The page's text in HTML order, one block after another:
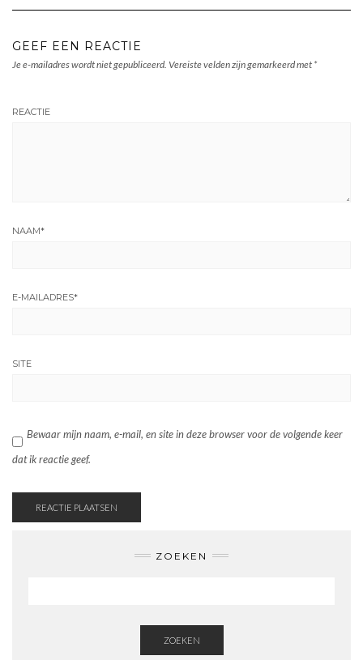
GEEF EEN REACTIE
Je e-mailadres wordt niet gepubliceerd. Vereiste velden zijn gemarkeerd met *
REACTIE
NAAM*
E-MAILADRES*
SITE
Bewaar mijn naam, e-mail, en site in deze browser voor de volgende keer
dat ik reactie geef.
ZOEKEN
ZOEKEN